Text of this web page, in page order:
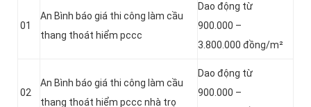
01
An Bình báo giá thi công làm cầu
thang thoát hiểm pccc
Dao động từ
900.000 –
3.800.000 đồng/m²
02
An Bình báo giá thi công làm cầu
thang thoát hiểm pccc nhà trọ
Dao động từ
900.000 –